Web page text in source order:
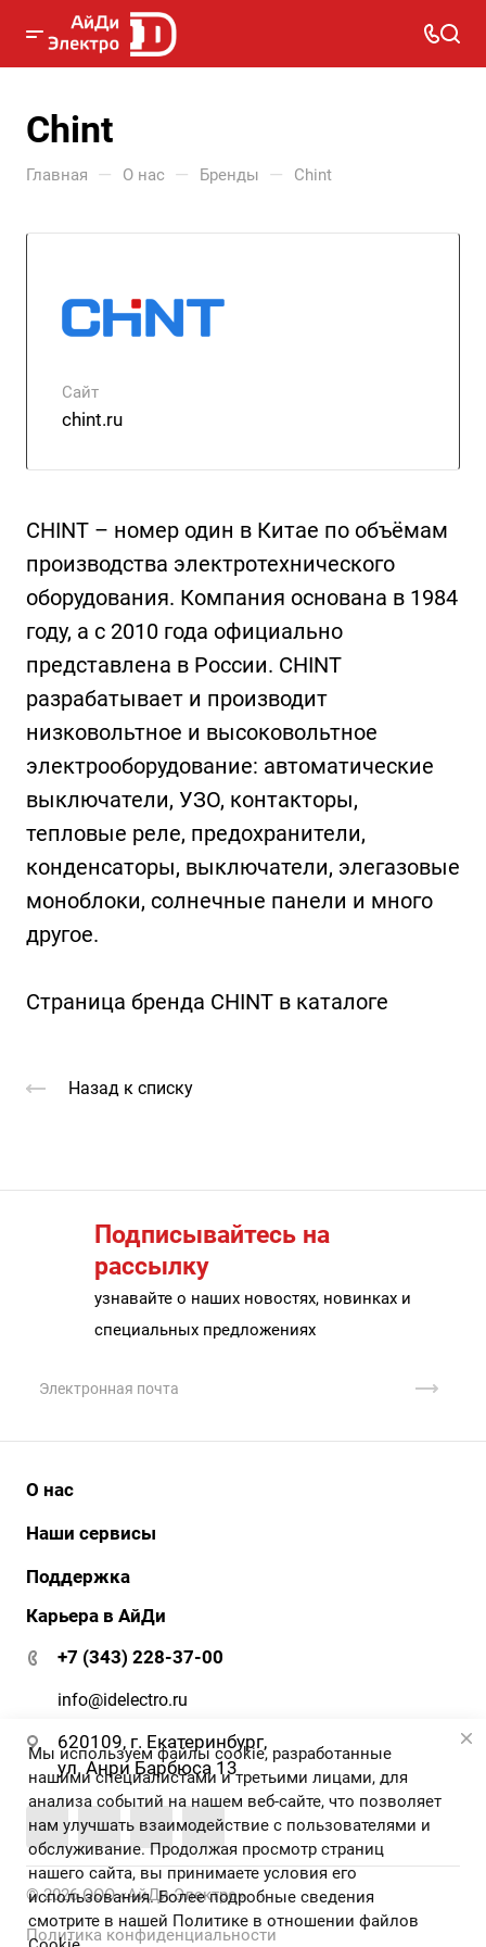
Chint
Главная — О нас — Бренды — Chint
Сайт
chint.ru
CHINT – номер один в Китае по объёмам
производства электротехнического
оборудования. Компания основана в 1984
году, а с 2010 года официально
представлена в России. CHINT
разрабатывает и производит
низковольтное и высоковольтное
электрооборудование: автоматические
выключатели, УЗО, контакторы,
тепловые реле, предохранители,
конденсаторы, выключатели, элегазовые
моноблоки, солнечные панели и много
другое.
Страница бренда CHINT в каталоге
Назад к списку
Подписывайтесь на
рассылку
узнавайте о наших новостях, новинках и
специальных предложениях
О нас
История
Сертификаты
АйДи-тур
Реквизиты
Наши сервисы
АйДи бизнес
АйДи-тур
ЭДО
Поддержка
Документация и ПО
Гарантия и сервис
Карьера в АйДи
+7 (343) 228-37-00
info@idelectro.ru
620109, г. Екатеринбург,
ул. Анри Барбюса 13
© 2026 ООО «АйДи-Электро»
Политика конфиденциальности
Мы используем файлы cookie, разработанные
нашими специалистами и третьими лицами, для
анализа событий на нашем веб-сайте, что позволяет
нам улучшать взаимодействие с пользователями и
обслуживание. Продолжая просмотр страниц
нашего сайта, вы принимаете условия его
использования. Более подробные сведения
смотрите в нашей Политике в отношении файлов